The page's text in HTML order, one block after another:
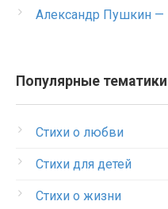
Александр Пушкин —
Популярные тематики
Стихи о любви
Стихи для детей
Стихи о жизни